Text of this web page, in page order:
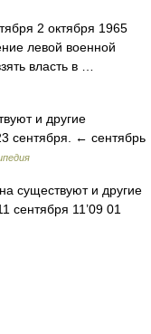
2 октября 1965
левой военной
власть в …
и другие
сентября. ← сентябрь
существуют и другие
сентября 11’09 01